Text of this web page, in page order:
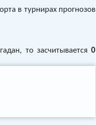
в турнирах прогнозов
то засчитывается 0